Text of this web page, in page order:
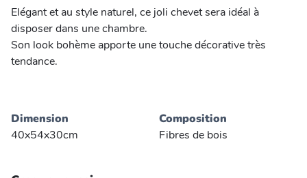
Elégant et au style naturel, ce joli chevet sera idéal à
disposer dans une chambre.
Son look bohème apporte une touche décorative très
tendance.
Dimension
40x54x30cm
Composition
Fibres de bois